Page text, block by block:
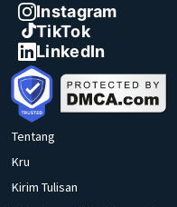
Instagram
TikTok
LinkedIn
Tentang
Kru
Kirim Tulisan